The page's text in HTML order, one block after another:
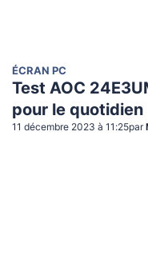
ÉCRAN PC
Test AOC
pour le quotidien
11 décembre 2023 à 11:25par